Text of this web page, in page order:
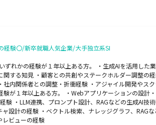
経験〇/新卒就職人気企業/大手独立系SI
れかの経験が１年以上ある方。 ・生成AIを活用し
する知見 ・顧客との共創やステークホルダー調整の
内関係者との調整・折衝経験 ・アジャイル開発やス
が１年以上ある方。 ・Webアプリケーションの設
・LLM連携、プロンプト設計、RAGなどの生成AI技
設計の経験 ・ベクトル検索、ナレッジグラフ、
レビューの経験